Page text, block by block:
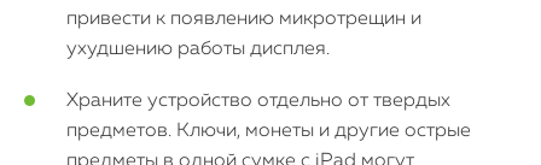
привести к появлению микротрещин и
ухудшению работы дисплея.
Храните устройство отдельно от твердых
предметов. Ключи, монеты и другие острые
предметы в одной сумке с iPad могут